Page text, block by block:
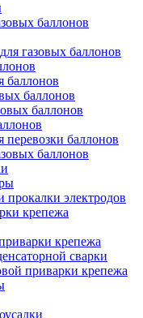
баллонов
газовых баллонов
баллонов
баллонов
баллонов
баллонов
баллонов
электродов
крепежа
крепежа
сварки
приварки крепежа